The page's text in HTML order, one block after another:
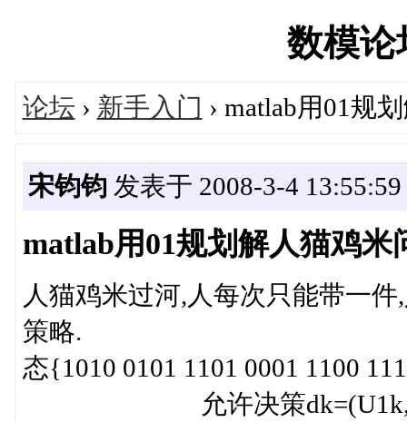
数模论
论坛 › 新手入门 › matlab用01规
宋钧钧 发表于 2008-3-4 13:55:59
matlab用01规划解人猫鸡米
人猫鸡米过河,人每次只能带一
策略. 如何用
态{1010 0101 1101 0001
允许决策